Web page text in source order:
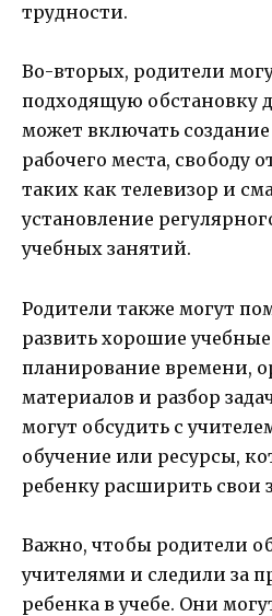
трудности.
Во-вторых, родители
подходящую обстановку
может включать
рабочего места, свободу
таких как телевизор и
установление
учебных занятий.
Родители также могут
развить хорошие
планирование времени,
материалов и разбор
могут обсудить с
обучение или ресурсы,
ребенку расширить свои
Важно, чтобы родители
учителями и следили за
ребенка в учебе. Они